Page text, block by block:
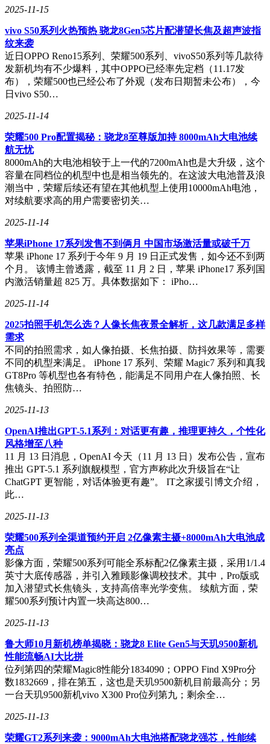
次。
在续航方面，华硕灵耀14 2025配备了75Wh的大容量电池，结
合优化的电源管理系统和高能效比的处理器平台，能够实现约
18小时的1080P视频播放续航。在日常办公场景下，它足以支
撑一整天的工作需求。无论是长时间在高铁上处理工作，还是
在咖啡馆进行创意工作，或是解决长途飞行中的无聊时光，灵
耀14 2025都能提供持久的续航保障。它还配备了丰富的接口
及3.5mm音频接口，扩展设备的上限能力极强，为用户提供了
极大的便利。
2025-11-15
vivo S50系列火热预热 骁龙8Gen5芯片配潜望长焦及超声波指
纹来袭
近日OPPO Reno15系列、荣耀500系列、vivoS50系列等几款待
发新机均有不少爆料，其中OPPO已经率先定档（11.17发
布），荣耀500也已经公布了外观（发布日期暂未公布），今
日vivo S50…
2025-11-14
荣耀500 Pro配置揭秘：骁龙8至尊版加持 8000mAh大电池续
航无忧
8000mAh的大电池相较于上一代的7200mAh也是大升级，这个
容量在同档位的机型中也是相当领先的。在这波大电池普及浪
潮当中，荣耀后续还有望在其他机型上使用10000mAh电池，
对续航要求高的用户需要密切关…
2025-11-14
苹果iPhone 17系列发售不到俩月 中国市场激活量或破千万
苹果 iPhone 17 系列于今年 9 月 19 日正式发售，如今还不到两
个月。 该博主曾透露，截至 11 月 2 日，苹果 iPhone17 系列国
内激活销量超 825 万。具体数据如下： iPho…
2025-11-14
2025拍照手机怎么选？人像长焦夜景全解析，这几款满足多样
需求
不同的拍照需求，如人像拍摄、长焦拍摄、防抖效果等，需要
不同的机型来满足。 iPhone 17 系列、荣耀 Magic7 系列和真我
GT8Pro 等机型也各有特色，能满足不同用户在人像拍照、长
焦镜头、拍照防…
2025-11-13
OpenAI推出GPT-5.1系列：对话更有趣，推理更持久，个性化
风格增至八种
11 月 13 日消息，OpenAI 今天（11 月 13 日）发布公告，宣布
推出 GPT-5.1 系列旗舰模型，官方声称此次升级旨在“让
ChatGPT 更智能，对话体验更有趣”。 IT之家援引博文介绍，
此…
2025-11-13
荣耀500系列全渠道预约开启 2亿像素主摄+8000mAh大电池成
亮点
影像方面，荣耀500系列可能全系标配2亿像素主摄，采用1/1.4
英寸大底传感器，并引入雅顾影像调校技术。其中，Pro版或
加入潜望式长焦镜头，支持高倍率光学变焦。 续航方面，荣
耀500系列预计内置一块高达800…
2025-11-13
鲁大师10月新机榜单揭晓：骁龙8 Elite Gen5与天玑9500新机
性能流畅AI大比拼
位列第四的荣耀Magic8性能分1834090；OPPO Find X9Pro分
数1832669，排在第五，这也是天玑9500新机目前最高分；另
一台天玑9500新机vivo X300 Pro位列第九；剩余全…
2025-11-13
荣耀GT2系列来袭：9000mAh大电池搭配骁龙强芯，性能续